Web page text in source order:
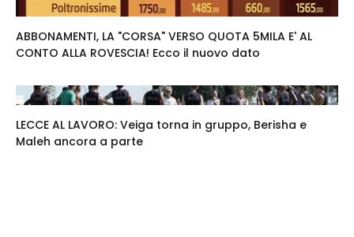
ABBONAMENTI, LA "CORSA" VERSO QUOTA 5MILA E' AL
CONTO ALLA ROVESCIA! Ecco il nuovo dato
LECCE AL LAVORO: Veiga torna in gruppo, Berisha e
Maleh ancora a parte